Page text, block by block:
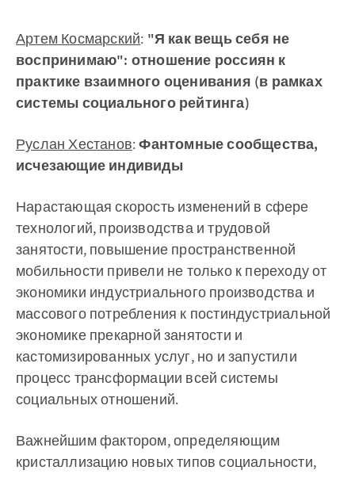
Артем Космарский: "Я как вещь себя не
воспринимаю": отношение россиян к
практике взаимного оценивания (в рамках
системы социального рейтинга)
Руслан Хестанов:Фантомные сообщества,
исчезающие индивиды
Нарастающая скорость изменений в сфере
технологий, производства и трудовой
занятости, повышение пространственной
мобильности привели не только к переходу от
экономики индустриального производства и
массового потребления к постиндустриальной
экономике прекарной занятости и
кастомизированных услуг, но и запустили
процесс трансформации всей системы
социальных отношений.
Важнейшим фактором, определяющим
кристаллизацию новых типов социальности,